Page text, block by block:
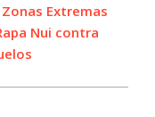
Extremas
Nui contra